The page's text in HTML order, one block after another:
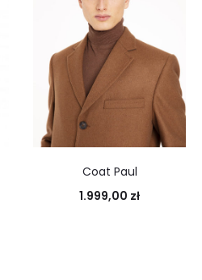
Coat Paul
1.999,00 zł